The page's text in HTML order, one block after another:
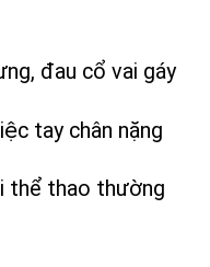
đau cổ vai gáy
tay chân nặng
thể thao thường